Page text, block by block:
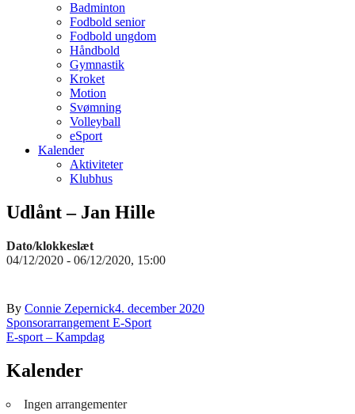
Badminton
Fodbold senior
Fodbold ungdom
Håndbold
Gymnastik
Kroket
Motion
Svømning
Volleyball
eSport
Kalender
Aktiviteter
Klubhus
Udlånt – Jan Hille
Dato/klokkeslæt
04/12/2020 - 06/12/2020, 15:00
By Connie Zepernick4. december 2020
Indlægsnavigation
Sponsorarrangement E-Sport
E-sport – Kampdag
Kalender
Ingen arrangementer